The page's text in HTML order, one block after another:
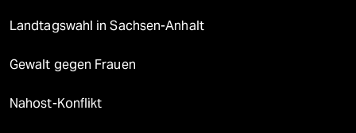
Landtagswahl in Sachsen-Anhalt
Gewalt gegen Frauen
Nahost-Konflikt